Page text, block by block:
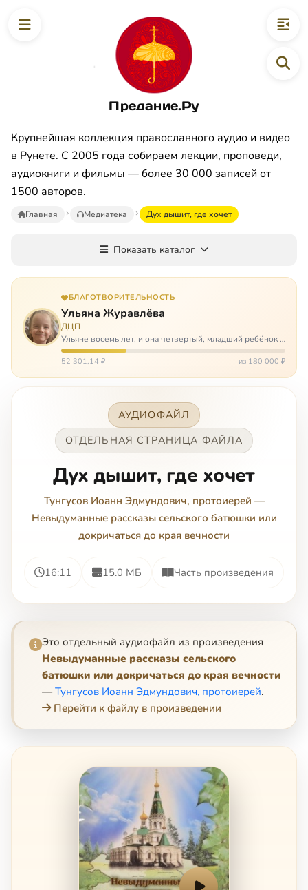
Предание.Ру
Крупнейшая коллекция православного аудио и видео
в Рунете. С 2005 года собираем лекции, проповеди,
аудиокниги и фильмы — более 30 000 записей от
1500 авторов.
Главная Медиатека Дух дышит, где хочет
Показать каталог
БЛАГОТВОРИТЕЛЬНОСТЬ
Ульяна Журавлёва
ДЦП
Ульяне восемь лет, и она четвертый, младший ребёнок в
многодетной семье. И с самого рождения Ульяну лечат.
Несколько операций, ежедневные процедуры,
52 301,14 ₽ из 180 000 ₽
АУДИОФАЙЛ
ОТДЕЛЬНАЯ СТРАНИЦА ФАЙЛА
Дух дышит, где хочет
Тунгусов Иоанн Эдмундович, протоиерей —
Невыдуманные рассказы сельского батюшки или
докричаться до края вечности
16:11 15.0 МБ Часть произведения
Это отдельный аудиофайл из произведения
Невыдуманные рассказы сельского
батюшки или докричаться до края вечности
— Тунгусов Иоанн Эдмундович, протоиерей.
Перейти к файлу в произведении